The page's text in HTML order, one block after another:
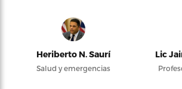
Heriberto N. Saurí
Salud y emergencias
Lic